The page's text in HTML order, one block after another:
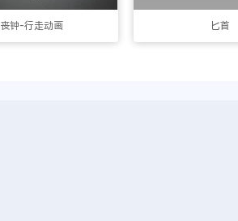
丧钟-行走动画 匕首